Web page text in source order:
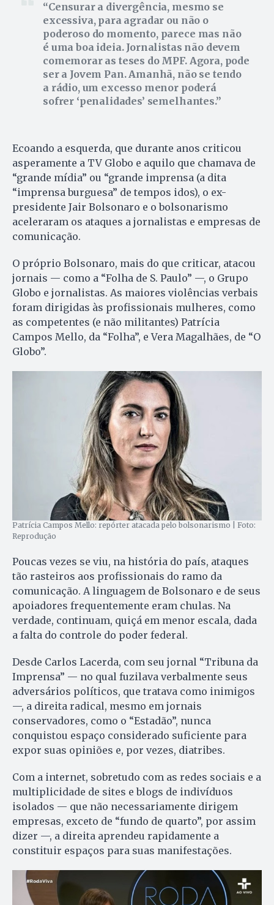
Censurar a divergência, mesmo se
excessiva, para agradar ou não o
poderoso do momento, parece mas não
é uma boa ideia. Jornalistas não devem
comemorar as teses do MPF. Agora, pode
ser a Jovem Pan. Amanhã, não se tendo
a rádio, um excesso menor poderá
sofrer ‘penalidades’ semelhantes.
Ecoando a esquerda, que durante anos criticou
asperamente a TV Globo e aquilo que chamava de
“grande mídia” ou “grande imprensa (a dita
“imprensa burguesa” de tempos idos), o ex-
presidente Jair Bolsonaro e o bolsonarismo
aceleraram os ataques a jornalistas e empresas de
comunicação.
O próprio Bolsonaro, mais do que criticar, atacou
jornais — como a “Folha de S. Paulo” —, o Grupo
Globo e jornalistas. As maiores violências verbais
foram dirigidas às profissionais mulheres, como
as competentes (e não militantes) Patrícia
Campos Mello, da “Folha”, e Vera Magalhães, de “O
Globo”.
Patrícia Campos Mello: repórter atacada pelo bolsonarismo | Foto:
Reprodução
Poucas vezes se viu, na história do país, ataques
tão rasteiros aos profissionais do ramo da
comunicação. A linguagem de Bolsonaro e de seus
apoiadores frequentemente eram chulas. Na
verdade, continuam, quiçá em menor escala, dada
a falta do controle do poder federal.
Desde Carlos Lacerda, com seu jornal “Tribuna da
Imprensa” — no qual fuzilava verbalmente seus
adversários políticos, que tratava como inimigos
—, a direita radical, mesmo em jornais
conservadores, como o “Estadão”, nunca
conquistou espaço considerado suficiente para
expor suas opiniões e, por vezes, diatribes.
Com a internet, sobretudo com as redes sociais e a
multiplicidade de sites e blogs de indivíduos
isolados — que não necessariamente dirigem
empresas, exceto de “fundo de quarto”, por assim
dizer —, a direita aprendeu rapidamente a
constituir espaços para suas manifestações.